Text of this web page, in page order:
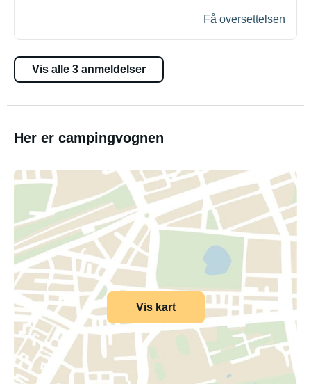
Få oversettelsen
Vis alle 3 anmeldelser
Her er campingvognen
Vis kart